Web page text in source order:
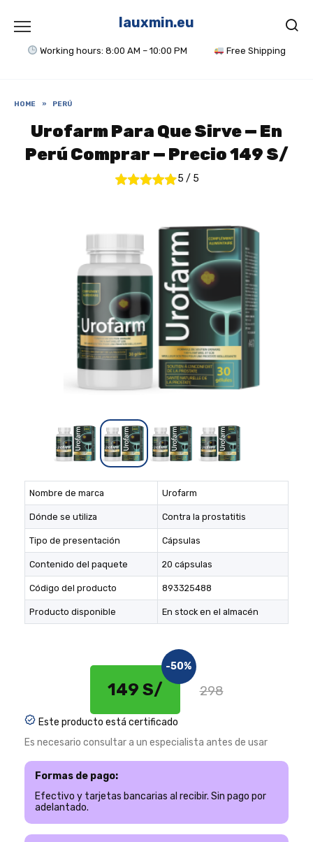
content
lauxmin.eu
Working hours: 8:00 AM – 10:00 PM Free Shipping
HOME » PERÚ
Urofarm Para Que Sirve — En
Perú Comprar — Precio 149 S/
5 / 5
Nombre de marca Urofarm
Dónde se utiliza Contra la prostatitis
Tipo de presentación Cápsulas
Contenido del paquete 20 cápsulas
Código del producto 893325488
Producto disponible En stock en el almacén
149 S/
-50%
298
Este producto está certificado
Es necesario consultar a un especialista antes de usar
Formas de pago:
Efectivo y tarjetas bancarias al recibir. Sin pago por
adelantado.